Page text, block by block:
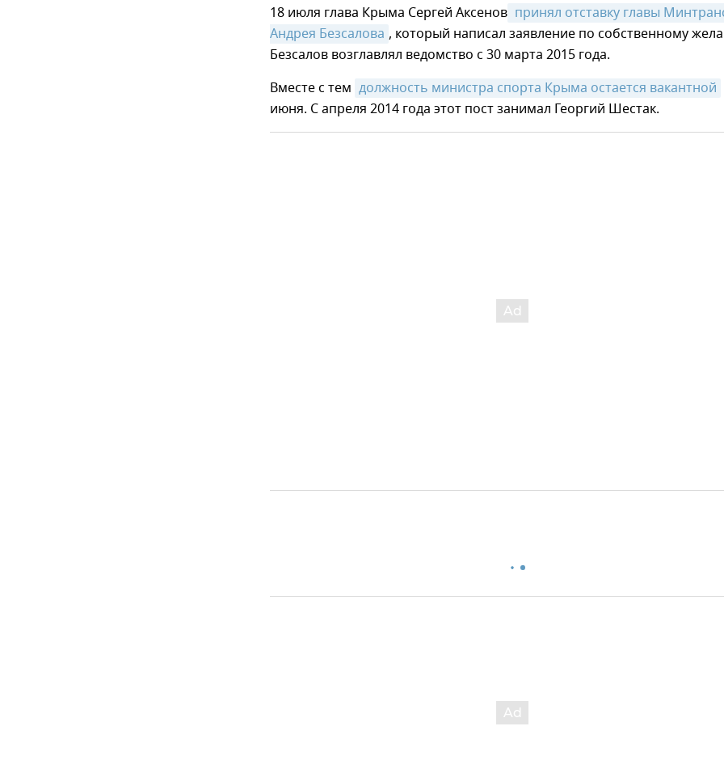
18 июля глава Крыма Сергей Аксенов принял отставку главы
Андрея Безсалова , который написал заявление по собственному
Безсалов возглавлял ведомство с 30 марта 2015 года.
Вместе с тем должность министра спорта Крыма остается вакантной
июня. С апреля 2014 года этот пост занимал Георгий Шестак.